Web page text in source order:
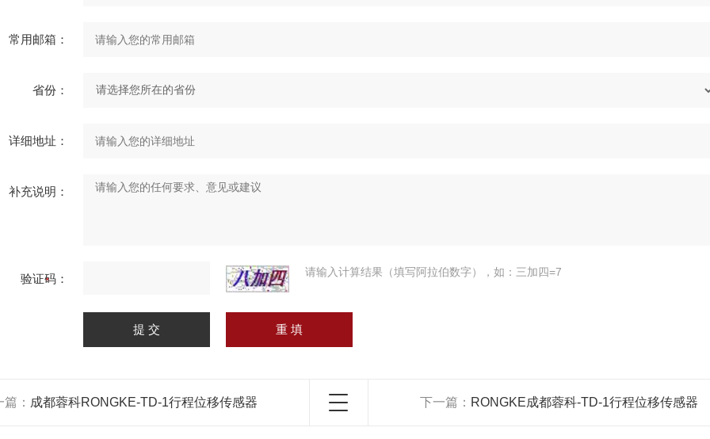
常用邮箱：
省份：
详细地址：
补充说明：
验证码： 请输入计算结果（填写阿拉伯数字），如：三加四=7
： 成都蓉科RONGKE-TD-1行程位移传感器 下一篇： RONGKE成都蓉科-TD-1行程位移传感器